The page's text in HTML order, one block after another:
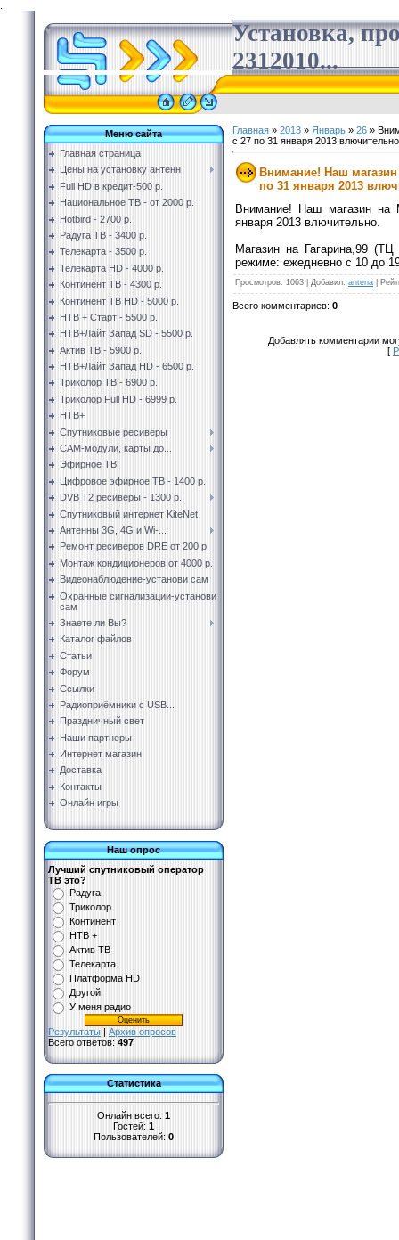
Установка,
2312010...
Меню сайта
Главная страница
Цены на установку антенн
Full HD в кредит-500 р.
Национальное ТВ - от 2000 р.
Hotbird - 2700 р.
Радуга ТВ - 3400 р.
Телекарта - 3500 р.
Телекарта HD - 4000 р.
Континент ТВ - 4300 р.
Континент ТВ HD - 5000 р.
НТВ + Старт - 5500 р.
НТВ+Лайт Запад SD - 5500 р.
Актив ТВ - 5900 р.
НТВ+Лайт Запад HD - 6500 р.
Триколор ТВ - 6900 р.
Триколор Full HD - 6999 р.
НТВ+
Спутниковые ресиверы
CAM-модули, карты до...
Эфирное ТВ
Цифровое эфирное ТВ - 1400 р.
DVB T2 ресиверы - 1300 р.
Спутниковый интернет KiteNet
Антенны 3G, 4G и Wi-...
Ремонт ресиверов DRE от 200 р.
Монтаж кондиционеров от 4000 р.
Видеонаблюдение-установи сам
Охранные сигнализации-установи
сам
Знаете ли Вы?
Каталог файлов
Статьи
Форум
Ссылки
Радиоприёмники с USB...
Праздничный свет
Наши партнеры
Интернет магазин
Доставка
Контакты
Онлайн игры
Наш опрос
Лучший спутниковый оператор
ТВ это?
Радуга
Триколор
Континент
НТВ +
Актив ТВ
Телекарта
Платформа HD
Другой
У меня радио
Результаты | Архив опросов
Всего ответов: 497
Статистика
Онлайн всего: 1
Гостей: 1
Пользователей: 0
Главная » 2013 » Январь » 26 »
с 27 по 31 января 2013
Внимание! Наш магазин
по 31 января 2013
Внимание! Наш магазин на
января 2013 влючительно.
Магазин на Гагарина,99
режиме: ежедневно с 10 до
Просмотров: 1063 Добавил: antena
Всего комментариев: 0
Добавлять комментарии
[